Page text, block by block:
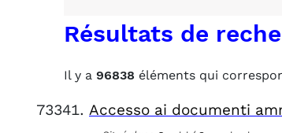
Résultats de
Il y a 96838 éléments qui
Accesso ai documenti